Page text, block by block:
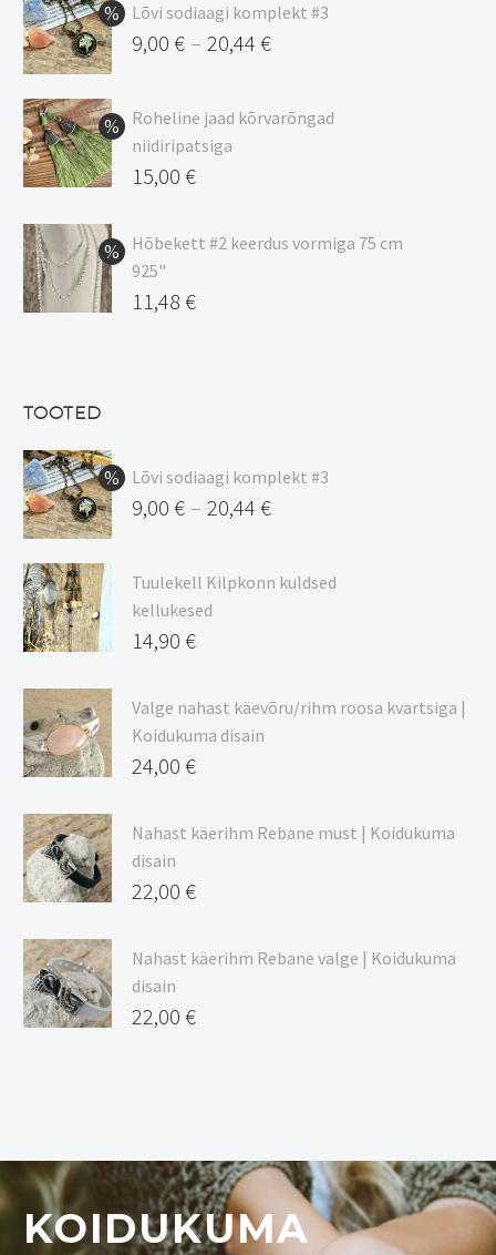
Lõvi sodiaagi komplekt #3
9,00 € – 20,44 €
9,00 €
kuni
20,44 €
Roheline jaad kõrvarõngad
niidiripatsiga
Algne
oli:
17,00 €.
15,00 €
hind
on:
15,00 €.
Hõbekett #2 keerdus vormiga 75 cm
925"
Algne
11,48 €
TOOTED
Lõvi sodiaagi komplekt #3
9,00 € – 20,44 €
9,00 €
kuni
20,44 €
Tuulekell Kilpkonn kuldsed
kellukesed
14,90 €
Valge nahast käevõru/rihm roosa kvartsiga |
Koidukuma disain
24,00 €
Nahast käerihm Rebane must | Koidukuma
disain
22,00 €
Nahast käerihm Rebane valge | Koidukuma
disain
22,00 €
KOIDUKUMA